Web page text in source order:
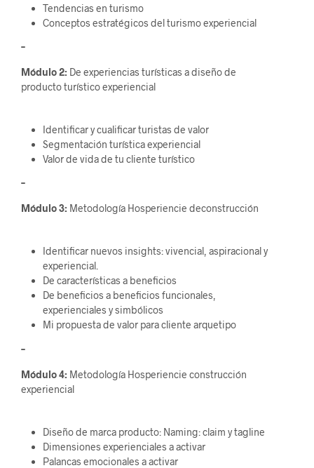
Tendencias en turismo
Conceptos estratégicos del turismo experiencial
–
Módulo 2: De experiencias turísticas a diseño de
producto turístico experiencial
Identificar y cualificar turistas de valor
Segmentación turística experiencial
Valor de vida de tu cliente turístico
–
Módulo 3: Metodología Hosperiencie deconstrucción
Identificar nuevos insights: vivencial, aspiracional y
experiencial.
De características a beneficios
De beneficios a beneficios funcionales,
experienciales y simbólicos
Mi propuesta de valor para cliente arquetipo
–
Módulo 4: Metodología Hosperiencie construcción
experiencial
Diseño de marca producto: Naming: claim y tagline
Dimensiones experienciales a activar
Palancas emocionales a activar